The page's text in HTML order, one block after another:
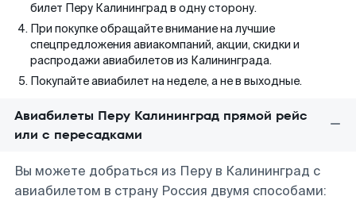
билет Перу Калининград в одну сторону.
При покупке обращайте внимание на лучшие
спецпредложения авиакомпаний, акции, скидки и
распродажи авиабилетов из Калининграда.
Покупайте авиабилет на неделе, а не в выходные.
Авиабилеты Перу Калининград прямой рейс
или с пересадками
Вы можете добраться из Перу в Калининград с
авиабилетом в страну Россия двумя способами: